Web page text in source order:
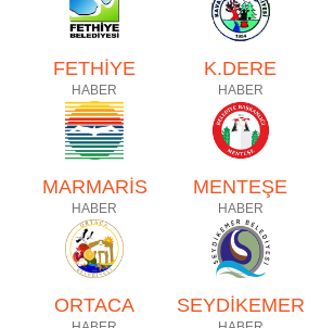
FETHİYE
HABER
K.DERE
HABER
MARMARİS
HABER
MENTEŞE
HABER
ORTACA SEYDİKEMER